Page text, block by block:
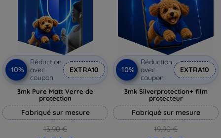
-10%
Réduction
avec
coupon
EXTRA10
3mk Pure Matt Verre de
protection
Fabriqué sur mesure
13,90 €
-10%
Réduction
avec
coupon
EXTRA10
3mk Silverprotection+ film
protecteur
Fabriqué sur mesure
19,90 €